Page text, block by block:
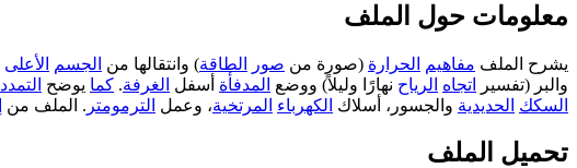
معلومات حول الملف
يشرح الملف مفاهيم الحرارة (صورة من صور الطاقة) وانتقالها من الجسم الأعلى
والبر (تفسير
اتجاه الرياح نهارًا وليلاً) ووضع المدفأة أسفل الغرفة. كما يوضح التمدد
السكك الحديدية والجسور، أسلاك الكهرباء المرتخية، وعمل الترمومتر . الملف من
تحميل الملف